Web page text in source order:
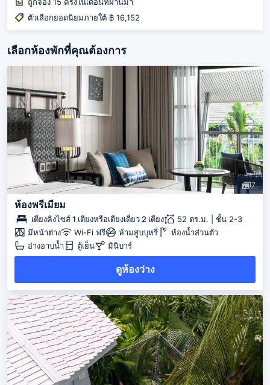
ตัวเลือกยอดนิยมภายใต้ ฿ 16,152
เลือกห้องพักที่คุณต้องการ
7
ห้องพรีเมียม
เตียงคิงไซส์ 1 เตียงหรือเตียงเดี่ยว 2 เตียง
52 ตร.ม. | ชั้น 2-3
มีหน้าต่าง
Wi-Fi ฟรี ห้ามสูบบุหรี่
ห้องน้ำส่วนตัว
อ่างอาบน้ำ
ตู้เย็น มินิบาร์
ดูห้องว่าง